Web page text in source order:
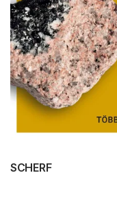
SCHERF